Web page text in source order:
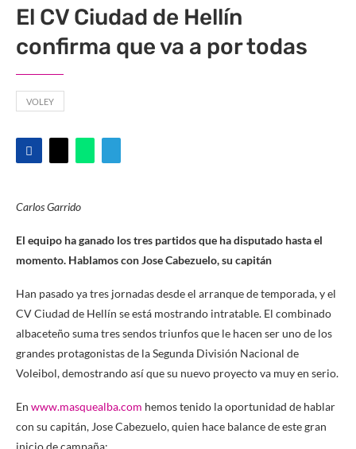
El CV Ciudad de Hellín
confirma que va a por todas
VOLEY
Carlos Garrido
El equipo ha ganado los tres partidos que ha disputado hasta el
momento. Hablamos con Jose Cabezuelo, su capitán
Han pasado ya tres jornadas desde el arranque de temporada, y el
CV Ciudad de Hellín se está mostrando intratable. El combinado
albaceteño suma tres sendos triunfos que le hacen ser uno de los
grandes protagonistas de la Segunda División Nacional de
Voleibol, demostrando así que su nuevo proyecto va muy en serio.
En www.masquealba.com hemos tenido la oportunidad de hablar
con su capitán, Jose Cabezuelo, quien hace balance de este gran
inicio de campaña: